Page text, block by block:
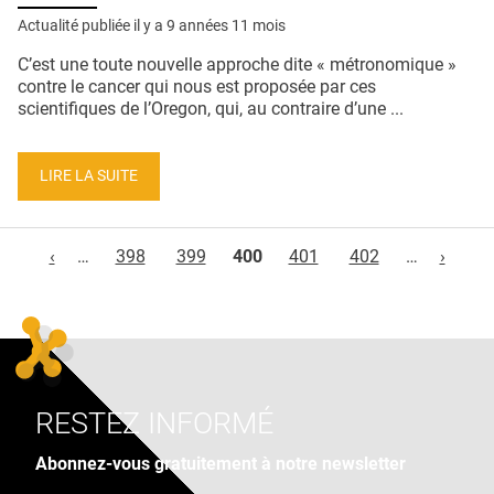
Actualité publiée il y a 9 années 11 mois
C’est une toute nouvelle approche dite « métronomique »
contre le cancer qui nous est proposée par ces
scientifiques de l’Oregon, qui, au contraire d’une ...
LIRE LA SUITE
‹
… 398 399 400 401 402 … ›
RESTEZ INFORMÉ
Abonnez-vous gratuitement à notre newsletter